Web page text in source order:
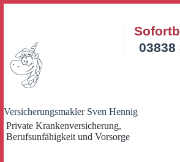
Versicherungsmakler Sven Hennig
Private Krankenversicherung,
Berufsunfähigkeit und Vorsorge
03838